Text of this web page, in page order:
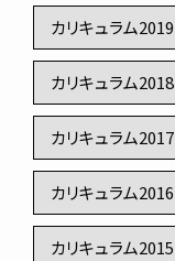
カリキュラム2019
カリキュラム2018
カリキュラム2017
カリキュラム2016
カリキュラム2015